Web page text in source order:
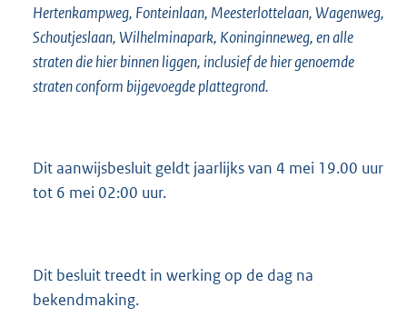
Hertenkampweg, Fonteinlaan, Meesterlottelaan, Wagenweg,
Schoutjeslaan, Wilhelminapark, Koninginneweg, en alle
straten die hier binnen liggen, inclusief de hier genoemde
straten conform bijgevoegde plattegrond.
Dit aanwijsbesluit geldt jaarlijks van 4 mei 19.00 uur
tot 6 mei 02:00 uur.
Dit besluit treedt in werking op de dag na
bekendmaking.